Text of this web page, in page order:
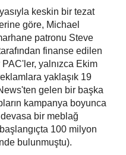
keskin bir tezat
göre, Michael
patronu Steve
finanse edilen
yalnızca Ekim
yaklaşık 19
gelen bir başka
kampanya boyunca
bir meblağ
100 milyon
bulunmuştu).